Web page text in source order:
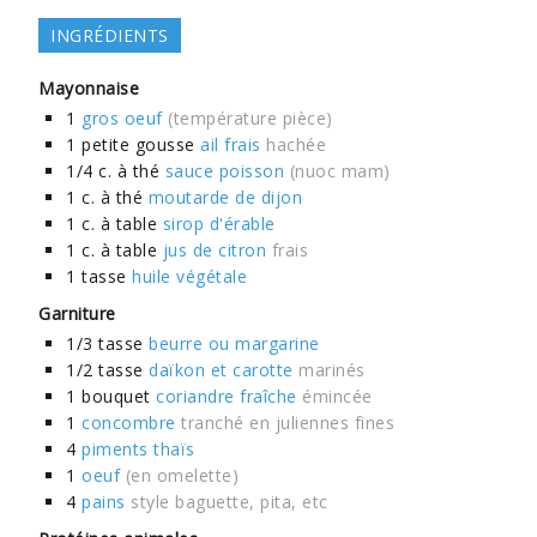
INGRÉDIENTS
Mayonnaise
1 gros oeuf (température pièce)
1 petite gousse ail frais hachée
1/4 c. à thé sauce poisson (nuoc mam)
1 c. à thé moutarde de dijon
1 c. à table sirop d'érable
1 c. à table jus de citron frais
1 tasse huile végétale
Garniture
1/3 tasse beurre ou margarine
1/2 tasse daïkon et carotte marinés
1 bouquet coriandre fraîche émincée
1 concombre tranché en juliennes fines
4 piments thaïs
1 oeuf (en omelette)
4 pains style baguette, pita, etc